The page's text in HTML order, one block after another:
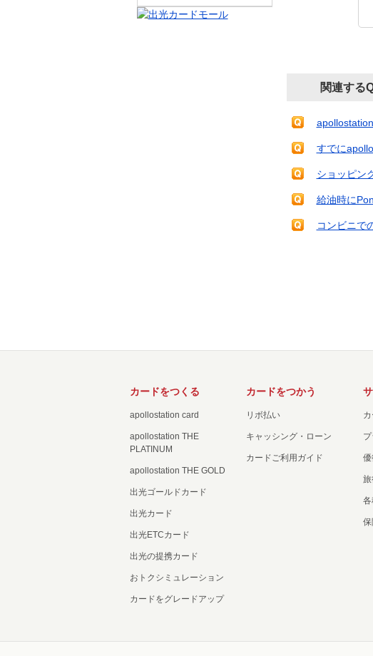
関連する
すでに
ショッピン
給油時に
コンビニで
カードをつくる
apollostation card
apollostation THE
PLATINUM
apollostation THE GOLD
出光ゴールドカード
出光カード
出光ETCカード
出光の提携カード
おトクシミュレーション
カードをグレードアップ
カードをつかう
リボ払い
キャッシング・ローン
カードご利用ガイド 優
旅
保